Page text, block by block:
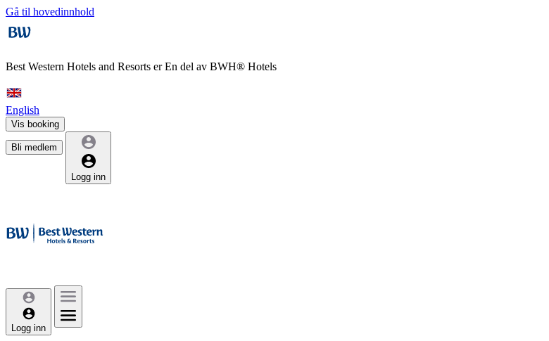
Gå til hovedinnhold
Best Western Hotels and Resorts erEn del av BWH® Hotels
English
Vis booking
Bli medlem
Logg inn
Logg inn